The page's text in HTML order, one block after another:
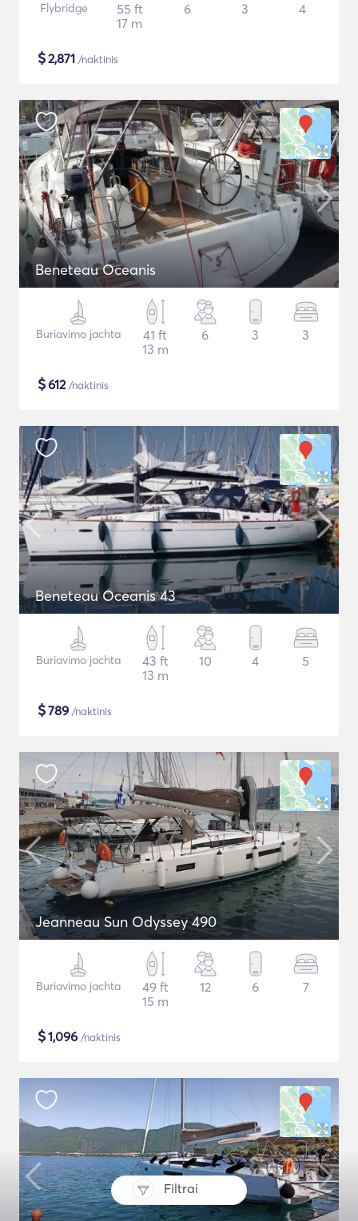
Filtrai
Flybridge
55 ft
17 m
6 3 4
$2,871 /naktinis
Beneteau Oceanis
Buriavimo jachta
41 ft
13 m
6 3 3
$612/naktinis
Beneteau Oceanis 43
Buriavimo jachta
43 ft
13 m
10 4 5
$789 /naktinis
Jeanneau Sun Odyssey 490
Buriavimo jachta
49 ft
15 m
12 6 7
$1,096 /naktinis